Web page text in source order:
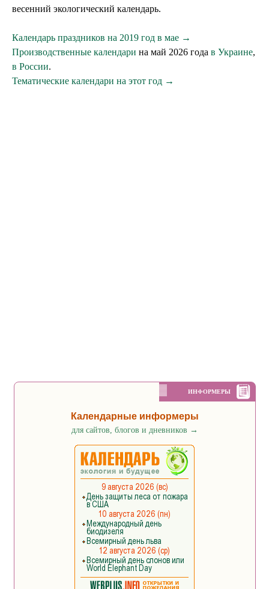
весенний экологический календарь.
Календарь праздников на 2019 год в мае →
Производственные календари на май 2026 года в Украине,
в России.
Тематические календари на этот год →
ИНФОРМЕРЫ
Календарные информеры
для сайтов, блогов и дневников →